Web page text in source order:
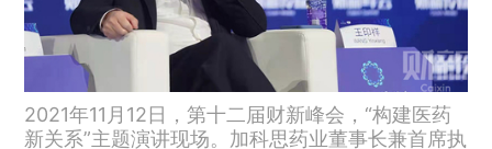
2021年11月12日，第十二届财新峰会，“构建医药
新关系”主题演讲现场。加科思药业董事长兼首席执